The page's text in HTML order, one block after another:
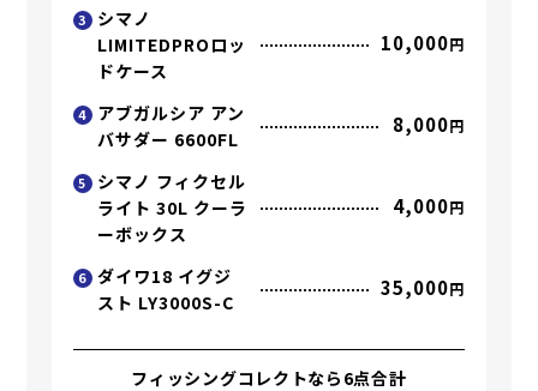
3
シマノ
LIMITEDPROロッ
ドケース
10,000円
4
アブガルシア アン
バサダー 6600FL
8,000円
5
シマノ フィクセル
ライト 30L クーラ
ーボックス
4,000円
6 ダイワ18 イグジ
スト LY3000S-C
35,000円
フィッシングコレクトなら6点合計